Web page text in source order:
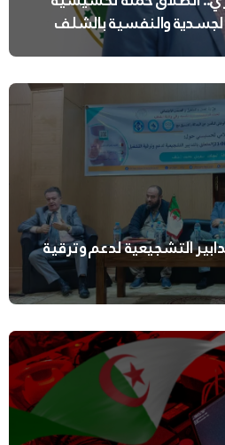
والنفسية بالشلف
التشجيعية لدعم وترقية